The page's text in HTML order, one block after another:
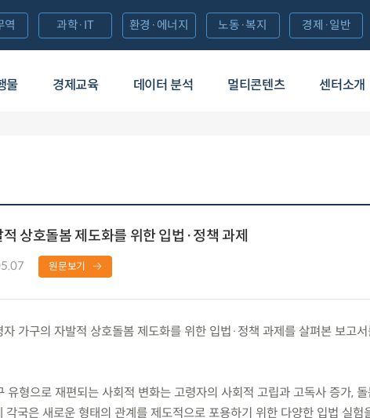
물 경제교육 데이터 분석 멀티콘텐츠 센터소개
역 과학·IT 환경·에너지 노동·복지 경제·일반
상호돌봄 제도화를 위한 입법·정책 과제
원문보기
가구의 자발적 상호돌봄 제도화를 위한 입법·정책 과제를 살펴본 보고서
형으로 재편되는 사회적 변화는 고령자의 사회적 고립과 고독사 증가,
각국은 새로운 형태의 관계를 제도적으로 포용하기 위한 다양한 입법 실험